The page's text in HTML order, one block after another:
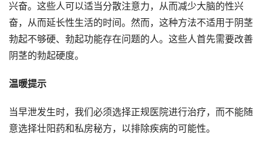
兴奋。这些人可以适当分散注意力，从而减少大脑的性兴
奋，从而延长性生活的时间。然而，这种方法不适用于阴茎
勃起不够硬、勃起功能存在问题的人。这些人首先需要改善
阴茎的勃起硬度。
温暖提示
当早泄发生时，我们必须选择正规医院进行治疗，而不能随
意选择壮阳药和私房秘方，以排除疾病的可能性。